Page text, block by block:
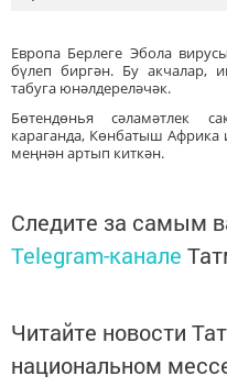
Европа Берлеге Эбола
бүлеп биргән. Бу акчалар,
табуга юнәлдереләчәк.
Бөтендөнья сәламәтлек
караганда, Көнбатыш Африка
меңнән артып киткән.
Следите за самым
Telegram-канале
Читайте новости
национальном